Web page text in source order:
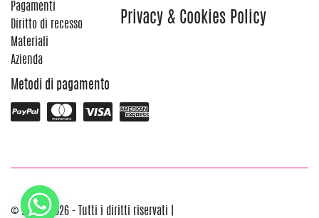
Pagamenti
Diritto di recesso
Materiali
Azienda
Privacy & Cookies Policy
Metodi di pagamento
© 2012 - 2026 - Tutti i diritti riservati |